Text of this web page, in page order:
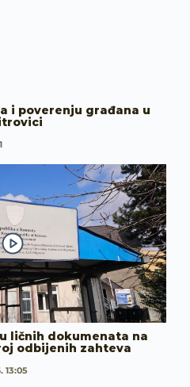
i poverenju građana u
ličnih dokumenata na
odbijenih zahteva
13:05